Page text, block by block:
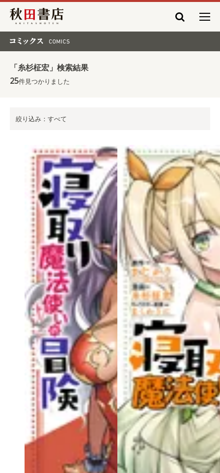
秋田書店
「糸杉柾宏」検索結果
25件見つかりました
絞り込み：すべて